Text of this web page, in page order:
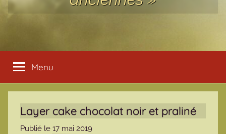
Menu
Layer cake chocolat noir et praliné
Publié le 17 mai 2019